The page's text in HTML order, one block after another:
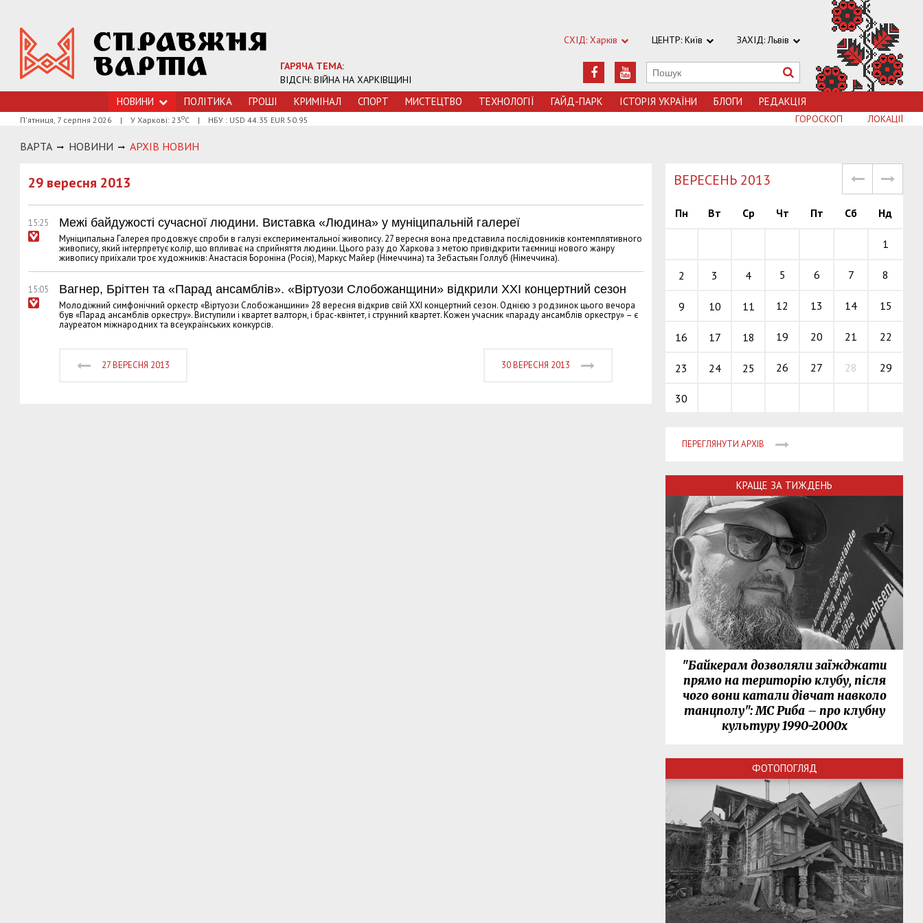
ГАРЯЧА ТЕМА:
ВІДСІЧ: ВІЙНА НА ХАРКІВЩИНІ
СХІД: Харків ЦЕНТР: Київ ЗАХІД: Львів
НОВИНИ ПОЛІТИКА ГРОШI КРИМIНАЛ СПОРТ МИСТЕЦТВО ТЕХНОЛОГIЇ ГАЙД-ПАРК ІСТОРІЯ УКРАЇНИ БЛОГИ РЕДАКЦІЯ
П'ятниця, 7 серпня 2026 | У Харкові: 23оС | НБУ : USD 44.35 EUR 50.95 ЛОКАЦІЇ
ГОРОСКОП
ВАРТА НОВИНИ АРХIВ НОВИН
29 вересня 2013
15:25 Межі байдужості сучасної людини. Виставка «Людина» у муніципальній галереї
Муніципальна Галерея продовжує спроби в галузі експериментальної живопису. 27 вересня вона представила послідовників контемплятивного
живопису, який інтерпретує колір, що впливає на сприйняття людини. Цього разу до Харкова з метою привідкрити таємниці нового жанру
живопису приїхали троє художників: Анастасія Бороніна (Росія), Маркус Майер (Німеччина) та Зебастьян Голлуб (Німеччина).
15:05 Вагнер, Бріттен та «Парад ансамблів». «Віртуози Слобожанщини» відкрили XXI концертний сезон
Молодіжний симфонічний оркестр «Віртуози Слобожанщини» 28 вересня відкрив свій XXI концертний сезон. Однією з родзинок цього вечора
був «Парад ансамблів оркестру». Виступили і квартет валторн, і брас-квінтет, і струнний квартет. Кожен учасник «параду ансамблів оркестру» – є
лауреатом міжнародних та всеукраїнських конкурсів.
27 ВЕРЕСНЯ 2013 30 ВЕРЕСНЯ 2013
ВЕРЕСЕНЬ 2013
Пн Вт Ср Чт Пт Сб Нд
1
2 3 4 5 6 7 8
9 10 11 12 13 14 15
16 17 18 19 20 21 22
23 24 25 26 27 28 29
30
ПЕРЕГЛЯНУТИ АРХІВ
КРАЩЕ ЗА ТИЖДЕНЬ
"Байкерам дозволяли заїжджати
прямо на територію клубу, після
чого вони катали дівчат навколо
танцполу": МС Риба – про клубну
культуру 1990-2000х
ФОТОПОГЛЯД